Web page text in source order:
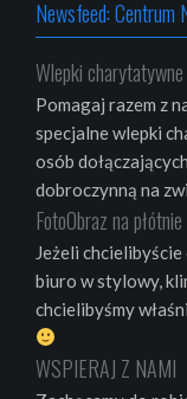
Newsfeed: Centrum
Wlepki charytatywne
Pomagaj razem z
specjalne wlepki
osób
dobroczynną na
FotoObraz na płótnie
Jeżeli
biuro w stylowy,
chcielibyśmy
WSPIERAJ Z NAMI